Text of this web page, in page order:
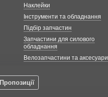
Наклейки
Інструменти та обладнання
Підбір запчастин
Запчастини для силового
обладнання
Велозапчастини та аксесуари
Пропозиції